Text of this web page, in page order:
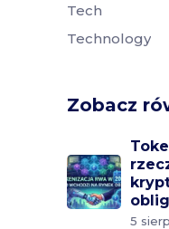
Tech
Technology
Zobacz
5